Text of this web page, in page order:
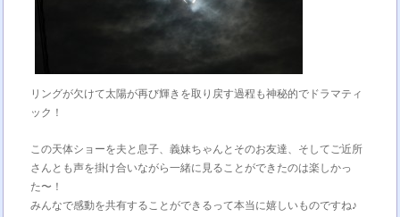
リングが欠けて太陽が再び輝きを取り戻す過程も神秘的でドラマティ
ック！
この天体ショーを夫と息子、義妹ちゃんとそのお友達、そしてご近所
さんとも声を掛け合いながら一緒に見ることができたのは楽しかっ
た〜！
みんなで感動を共有することができるって本当に嬉しいものですね♪